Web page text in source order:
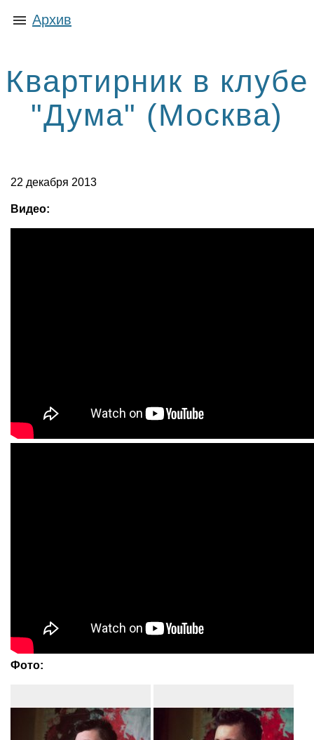
Архив
Квартирник в клубе
"Дума" (Москва)
22 декабря 2013
Видео:
Фото: